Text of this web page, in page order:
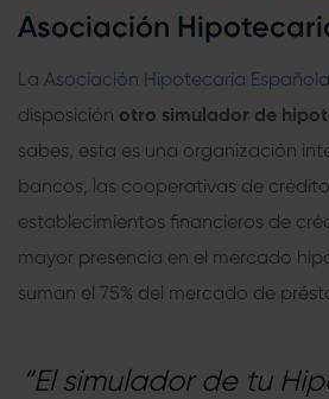
Asociación
La Asociación Hipotecaria Española
disposición otro simulador de
sabes, esta es una organización
bancos, las cooperativas de
establecimientos financieros de
mayor presencia en el mercado
suman el 75% del mercado de
“El simulador de tu